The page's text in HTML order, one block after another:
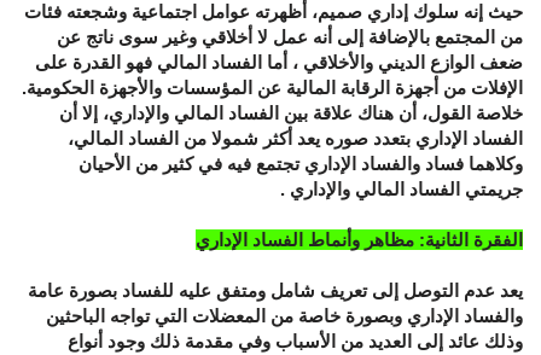
حيث إنه سلوك إداري صميم، أظهرته عوامل اجتماعية وشجعته فئات
من المجتمع بالإضافة إلى أنه عمل لا أخلاقي وغير سوى ناتج عن
ضعف الوازع الديني والأخلاقي ، أما الفساد المالي فهو القدرة على
الإفلات من أجهزة الرقابة المالية عن المؤسسات والأجهزة الحكومية.
خلاصة القول، أن هناك علاقة بين الفساد المالي والإداري، إلا أن
الفساد الإداري بتعدد صوره يعد أكثر شمولا من الفساد المالي،
وكلاهما فساد والفساد الإداري تجتمع فيه في كثير من الأحيان
جريمتي الفساد المالي والإداري .
الفقرة الثانية: مظاهر وأنماط الفساد الإداري
يعد عدم التوصل إلى تعريف شامل ومتفق عليه للفساد بصورة عامة
والفساد الإداري وبصورة خاصة من المعضلات التي تواجه الباحثين
وذلك عائد إلى العديد من الأسباب وفي مقدمة ذلك وجود أنواع